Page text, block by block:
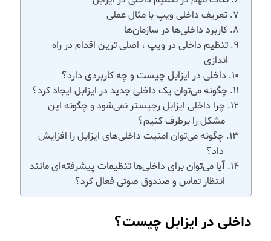
تعریف داخلی ویپ با مثال عملی
کاربرد داخلی‌ها در سازمان‌ها
تنظیم داخلی در ویپ ، اصلی ترین اقدام در راه
اندازی
داخلی در ایزابل چیست و چه کاربردی دارد؟
چگونه می‌توان یک داخلی جدید در ایزابل ایجاد کرد؟
چرا داخلی ایزابل رجیستر نمی‌شود و چگونه این
مشکل را برطرف کنیم؟
چگونه می‌توان امنیت داخلی‌های ایزابل را افزایش
داد؟
آیا می‌توان برای داخلی‌ها تنظیمات پیشرفته‌ای مانند
انتظار تماس و صندوق صوتی فعال کرد؟
داخلی در ایزابل چیست؟